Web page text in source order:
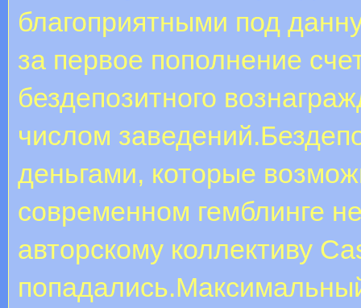
благоприятными под
за первое пополнение
бездепозитного
числом
деньгами, которые
современном гемблинге
авторскому коллективу